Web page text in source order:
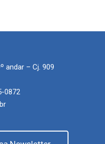
andar – Cj. 909
0872